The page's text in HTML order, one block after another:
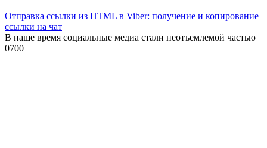
Отправка ссылки из HTML в Viber: получение и копирование
ссылки на чат
В наше время социальные медиа стали неотъемлемой частью
0700